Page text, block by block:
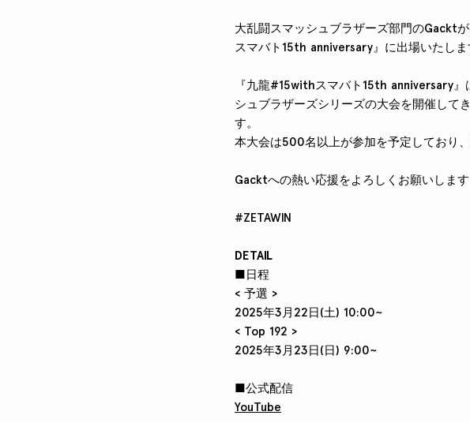
大乱闘スマッシュブラザーズ部門のGackt
スマバト15th anniversary』に出場いたしま
『九龍#15withスマバト15th anniversary
シュブラザーズシリーズの大会を開催して
す。
本大会は500名以上が参加を予定しており
Gacktへの熱い応援をよろしくお願いします
#ZETAWIN
DETAIL
■日程
< 予選 >
2025年3月22日(土) 10:00~
< Top 192 >
2025年3月23日(日) 9:00~
■公式配信
YouTube